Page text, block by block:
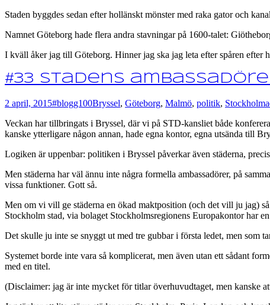
Staden byggdes sedan efter hollänskt mönster med raka gator och
Namnet Göteborg hade flera andra stavningar på 1600-talet:
I kväll åker jag till Göteborg. Hinner jag ska jag leta efter spåren efter
#33 Stadens
2 april, 2015#blogg100Bryssel, Göteborg, Malmö, politik, Stockholm
Veckan har tillbringats i Bryssel, där vi på STD-kansliet både
kanske ytterligare någon annan, hade egna kontor, egna utsända till
Logiken är uppenbar: politiken i Bryssel påverkar även städerna,
Men städerna har väl ännu inte några formella ambassadörer, på
vissa funktioner. Gott så.
Men om vi vill ge städerna en ökad maktposition (och det vill ju jag)
Stockholm stad, via bolaget Stockholmsregionens Europakontor har
Det skulle ju inte se snyggt ut med tre gubbar i första ledet, men som
Systemet borde inte vara så komplicerat, men även utan ett sådant
med en titel.
(Disclaimer: jag är inte mycket för titlar överhuvudtaget, men kanske